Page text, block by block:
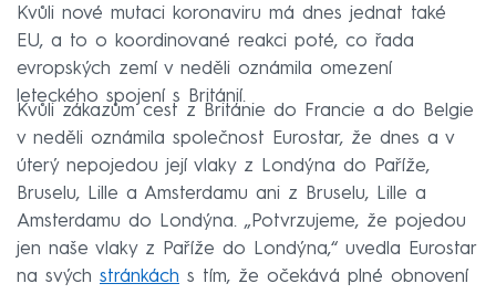
Kvůli nové mutaci koronaviru má dnes jednat také
EU, a to o koordinované reakci poté, co řada
evropských zemí v neděli oznámila omezení
leteckého spojení s Británií.
Kvůli zákazům cest z Británie do Francie a do Belgie
v neděli oznámila společnost Eurostar, že dnes a v
úterý nepojedou její vlaky z Londýna do Paříže,
Bruselu, Lille a Amsterdamu ani z Bruselu, Lille a
Amsterdamu do Londýna. „Potvrzujeme, že pojedou
jen naše vlaky z Paříže do Londýna,“ uvedla Eurostar
na svých stránkách s tím, že očekává plné obnovení